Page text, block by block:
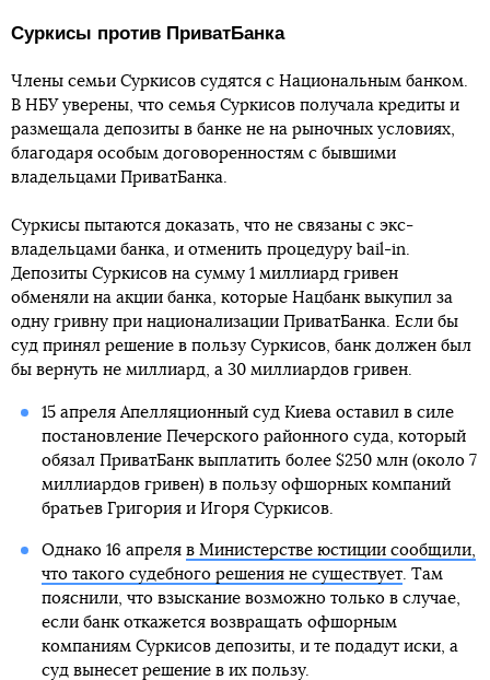
Суркисы против ПриватБанка
Члены семьи Суркисов судятся с Национальным банком.
В НБУ уверены, что семья Суркисов получала кредиты и
размещала депозиты в банке не на рыночных условиях,
благодаря особым договоренностям с бывшими
владельцами ПриватБанка.
Суркисы пытаются доказать, что не связаны с экс-
владельцами банка, и отменить процедуру bail-in.
Депозиты Суркисов на сумму 1 миллиард гривен
обменяли на акции банка, которые Нацбанк выкупил за
одну гривну при национализации ПриватБанка. Если бы
суд принял решение в пользу Суркисов, банк должен был
бы вернуть не миллиард, а 30 миллиардов гривен.
15 апреля Апелляционный суд Киева оставил в силе
постановление Печерского районного суда, который
обязал ПриватБанк выплатить более $250 млн (около 7
миллиардов гривен) в пользу офшорных компаний
братьев Григория и Игоря Суркисов.
Однако 16 апреля в Министерстве юстиции сообщили,
что такого судебного решения не существует. Там
пояснили, что взыскание возможно только в случае,
если банк откажется возвращать офшорным
компаниям Суркисов депозиты, и те подадут иски, а
суд вынесет решение в их пользу.